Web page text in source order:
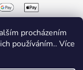
procházením
používáním.. Více